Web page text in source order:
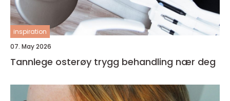
inspiration
07. May 2026
Tannlege osterøy trygg behandling nær deg